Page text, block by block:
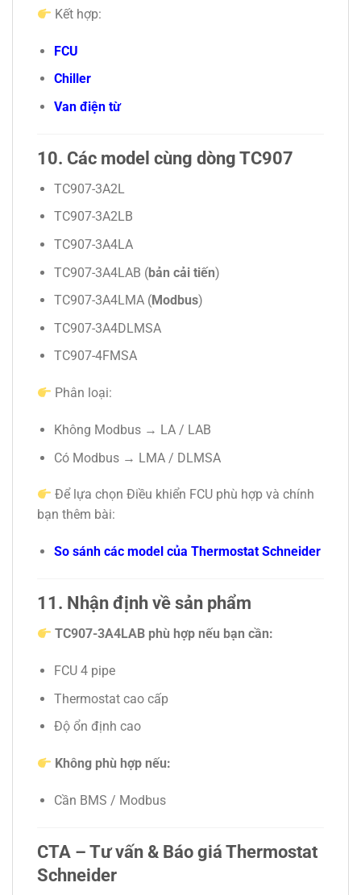
Kết hợp:
FCU
Chiller
Van điện từ
10. Các model cùng dòng TC907
TC907-3A2L
TC907-3A2LB
TC907-3A4LA
TC907-3A4LAB (bản cải tiến)
TC907-3A4LMA (Modbus)
TC907-3A4DLMSA
TC907-4FMSA
Phân loại:
Không Modbus → LA / LAB
Có Modbus → LMA / DLMSA
Để lựa chọn Điều khiển FCU phù hợp và chính
bạn thêm bài:
So sánh các model của Thermostat Schneider
11. Nhận định về sản phẩm
TC907-3A4LAB phù hợp nếu bạn cần:
FCU 4 pipe
Thermostat cao cấp
Độ ổn định cao
Không phù hợp nếu:
Cần BMS / Modbus
CTA – Tư vấn & Báo giá Thermostat
Schneider